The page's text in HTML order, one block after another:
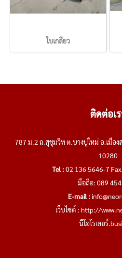
ใบเกลียว
ติดต่อเ
787 ม.2 ถ.สุขุมวิท ต.บางปูใหม่ อ.เมือ
10280
Tel :02 136 5646-7
มือถือ: 089
E-mail :
เว็บไซต์ : http://
นีโอโรเลอร์